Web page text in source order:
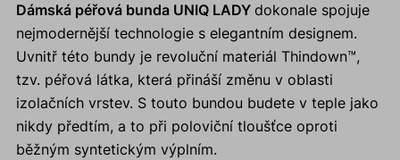
Dámská péřová bunda UNIQ LADY dokonale spojuje
nejmodernější technologie s elegantním designem.
Uvnitř této bundy je revoluční materiál Thindown™,
tzv. péřová látka, která přináší změnu v oblasti
izolačních vrstev. S touto bundou budete v teple jako
nikdy předtím, a to při poloviční tloušťce oproti
běžným syntetickým výplním.